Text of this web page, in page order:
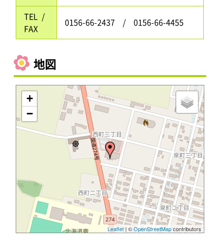
TEL /
FAX
0156-66-2437 / 0156-66-4455
地図
+
−
Leaflet| ©OpenStreetMapcontributors